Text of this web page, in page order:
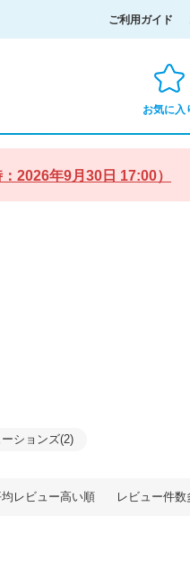
ご利用ガイド
お気に入
2026年9月30日 17:00）
ションズ(2)
レビュー高い順 レビュー件数